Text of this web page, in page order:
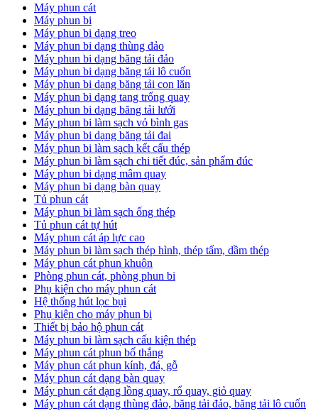
Máy phun cát
Máy phun bi
Máy phun bi dạng treo
Máy phun bi dạng thùng đảo
Máy phun bi dạng băng tải đảo
Máy phun bi dạng băng tải lô cuốn
Máy phun bi dạng băng tải con lăn
Máy phun bi dạng tang trống quay
Máy phun bi dạng băng tải lưới
Máy phun bi làm sạch vỏ bình gas
Máy phun bi dạng băng tải đai
Máy phun bi làm sạch kết cấu thép
Máy phun bi làm sạch chi tiết đúc, sản phẩm đúc
Máy phun bi dạng mâm quay
Máy phun bi dạng bàn quay
Tủ phun cát
Máy phun bi làm sạch ống thép
Tủ phun cát tự hút
Máy phun cát áp lực cao
Máy phun bi làm sạch thép hình, thép tấm, dầm thép
Máy phun cát phun khuôn
Phòng phun cát, phòng phun bi
Phụ kiện cho máy phun cát
Hệ thống hút lọc bụi
Phụ kiện cho máy phun bi
Thiết bị bảo hộ phun cát
Máy phun bi làm sạch cấu kiện thép
Máy phun cát phun bố thắng
Máy phun cát phun kính, đá, gỗ
Máy phun cát dạng bàn quay
Máy phun cát dạng lồng quay, rổ quay, giỏ quay
Máy phun cát dạng thùng đảo, băng tải đảo, băng tải lô cuốn